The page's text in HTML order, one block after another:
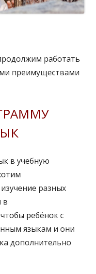
работать
преимуществами
в учебную
разных
в
ребёнок с
языкам и они
дополнительно